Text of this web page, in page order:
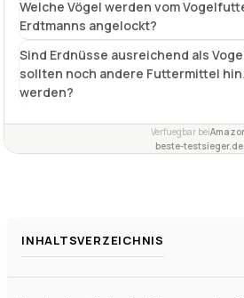
Verfuegbar bei
beste-testsieger.de
INHALTSVERZEICHNIS